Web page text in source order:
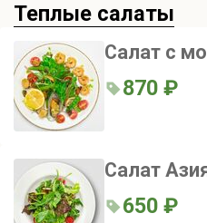
Теплые салаты
Салат с
870 ₽
Салат
650 ₽